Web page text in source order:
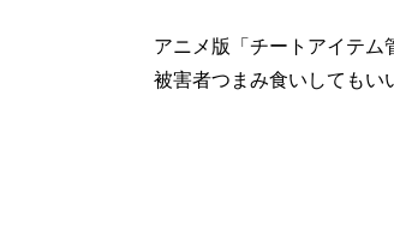
アニメ版「チートアイテム
被害者つまみ食いしてもい